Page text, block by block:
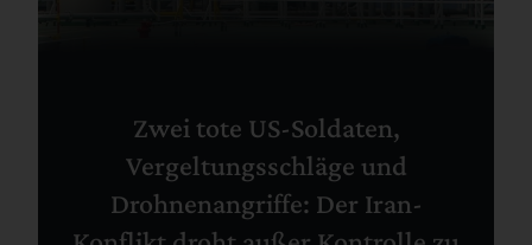
Zwei tote US-Soldaten,
Vergeltungsschläge und
Drohnenangriffe: Der Iran-